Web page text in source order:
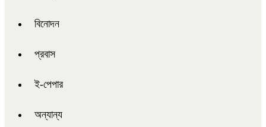
বিনোদন
প্রবাস
ই-পেপার
অন্যান্য